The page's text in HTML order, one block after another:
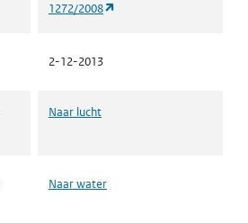
1272/2008
2-12-2013
Naar lucht
Naar water